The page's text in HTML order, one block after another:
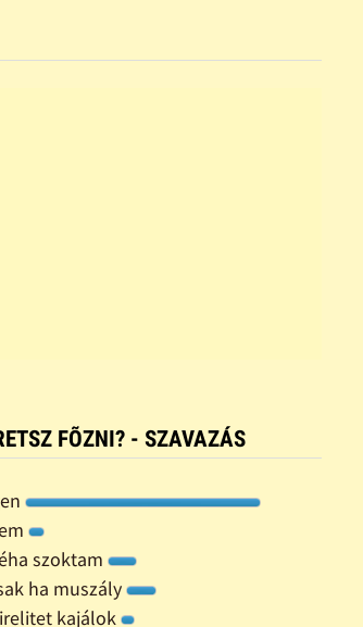
FÕZNI? - SZAVAZÁS
szoktam
ha muszály
kajálok